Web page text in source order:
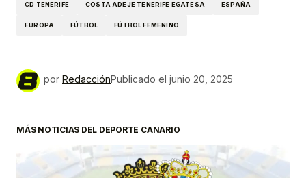
CD TENERIFE COSTA ADEJE TENERIFE EGATESA ESPAÑA
EUROPA FÚTBOL FÚTBOL FEMENINO
por RedacciónPublicado el junio 20, 2025
MÁS NOTICIAS DEL DEPORTE CANARIO